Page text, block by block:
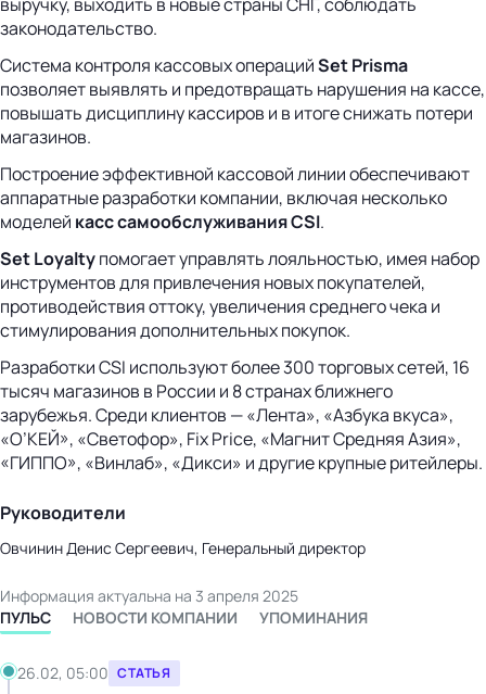
законодательство.
Система контроля кассовых операцийSet Prisma
позволяет выявлять и предотвращать нарушения на кассе,
повышать дисциплину кассиров и в итоге снижать потери
магазинов.
Построение эффективной кассовой линии обеспечивают
аппаратные разработки компании, включая несколько
моделей касс самообслуживания CSI.
Set Loyaltyпомогает управлять лояльностью, имея набор
инструментов для привлечения новых покупателей,
противодействия оттоку, увеличения среднего чека и
стимулирования дополнительных покупок.
Разработки CSI используют более 300 торговых сетей, 16
тысяч магазинов в России и 8 странах ближнего
зарубежья. Среди клиентов — «Лента», «Азбука вкуса»,
«O’КЕЙ», «Светофор», Fix Price, «Магнит Средняя Азия»,
«ГИППО», «Винлаб», «Дикси» и другие крупные ритейлеры.
Руководители
Овчинин Денис Сергеевич, Генеральный директор
Информация актуальна на 3 апреля 2025
ПУЛЬС
НОВОСТИ КОМПАНИИ УПОМИНАНИЯ
26.02, 05:00 СТАТЬЯ